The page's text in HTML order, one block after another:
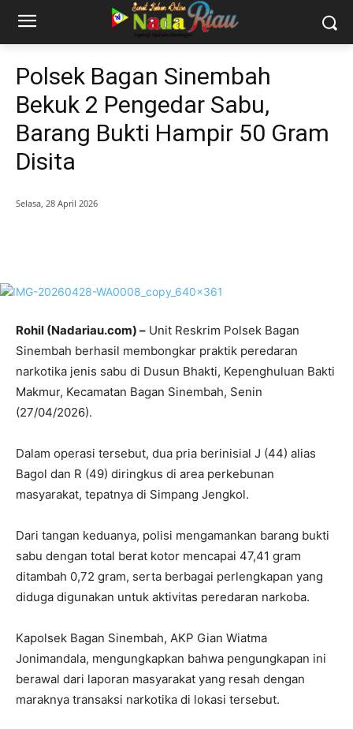
Polsek Bagan Sinembah
Bekuk 2 Pengedar Sabu,
Barang Bukti Hampir 50 Gram
Disita
Selasa, 28 April 2026
Rohil (Nadariau.com) – Unit Reskrim Polsek Bagan
Sinembah berhasil membongkar praktik peredaran
narkotika jenis sabu di Dusun Bhakti, Kepenghuluan Bakti
Makmur, Kecamatan Bagan Sinembah, Senin
(27/04/2026).
Dalam operasi tersebut, dua pria berinisial J (44) alias
Bagol dan R (49) diringkus di area perkebunan
masyarakat, tepatnya di Simpang Jengkol.
Dari tangan keduanya, polisi mengamankan barang bukti
sabu dengan total berat kotor mencapai 47,41 gram
ditambah 0,72 gram, serta berbagai perlengkapan yang
diduga digunakan untuk aktivitas peredaran narkoba.
Kapolsek Bagan Sinembah, AKP Gian Wiatma
Jonimandala, mengungkapkan bahwa pengungkapan ini
berawal dari laporan masyarakat yang resah dengan
maraknya transaksi narkotika di lokasi tersebut.